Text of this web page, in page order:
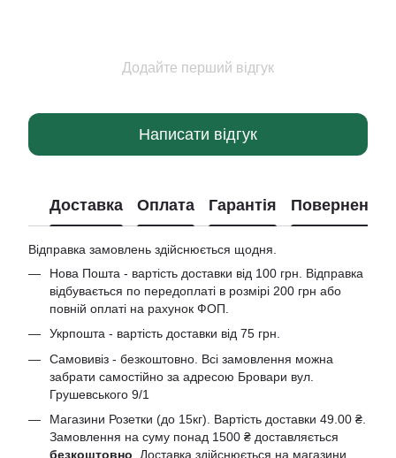
Додайте перший відгук
Написати відгук
Доставка Оплата Гарантія Повернення
Відправка замовлень здійснюється щодня.
Нова Пошта - вартість доставки від 100 грн. Відправка
відбувається по передоплаті в розмірі 200 грн або
повній оплаті на рахунок ФОП.
Укрпошта - вартість доставки від 75 грн.
Самовивіз - безкоштовно. Всі замовлення можна
забрати самостійно за адресою Бровари вул.
Грушевського 9/1
Магазини Розетки (до 15кг). Вартість доставки 49.00 ₴.
Замовлення на суму понад 1500 ₴ доставляється
безкоштовно . Доставка здійснюється на магазини